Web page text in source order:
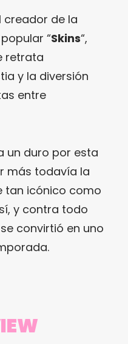
creador de la
“Skins“,
retrata
y la diversión
entre
un duro por esta
más todavía la
tan icónico como
y contra todo
se convirtió en uno